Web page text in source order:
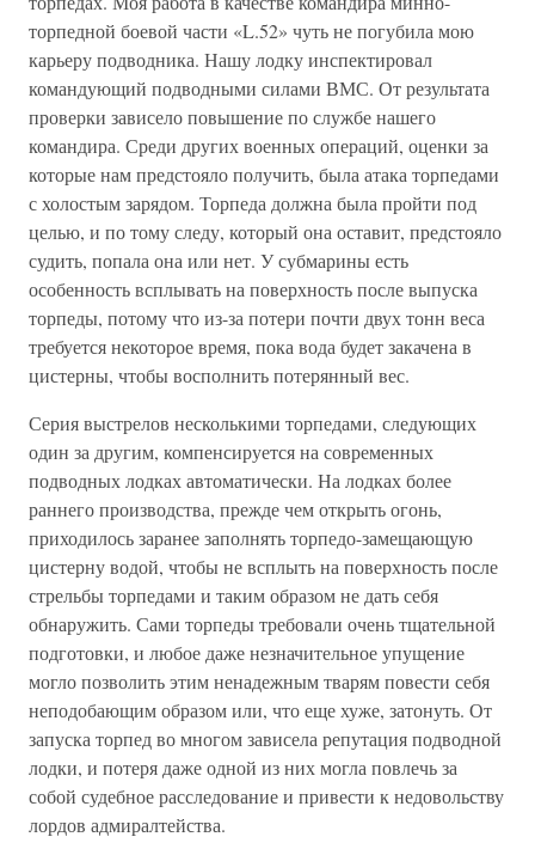
торпедной боевой части «L.52» чуть не погубила мою
карьеру подводника. Нашу лодку инспектировал
командующий подводными силами ВМС. От результата
проверки зависело повышение по службе нашего
командира. Среди других военных операций, оценки за
которые нам предстояло получить, была атака торпедами
с холостым зарядом. Торпеда должна была пройти под
целью, и по тому следу, который она оставит, предстояло
судить, попала она или нет. У субмарины есть
особенность всплывать на поверхность после выпуска
торпеды, потому что из-за потери почти двух тонн веса
требуется некоторое время, пока вода будет закачена в
цистерны, чтобы восполнить потерянный вес.
Серия выстрелов несколькими торпедами, следующих
один за другим, компенсируется на современных
подводных лодках автоматически. На лодках более
раннего производства, прежде чем открыть огонь,
приходилось заранее заполнять торпедо-замещающую
цистерну водой, чтобы не всплыть на поверхность после
стрельбы торпедами и таким образом не дать себя
обнаружить. Сами торпеды требовали очень тщательной
подготовки, и любое даже незначительное упущение
могло позволить этим ненадежным тварям повести себя
неподобающим образом или, что еще хуже, затонуть. От
запуска торпед во многом зависела репутация подводной
лодки, и потеря даже одной из них могла повлечь за
собой судебное расследование и привести к недовольству
лордов адмиралтейства.